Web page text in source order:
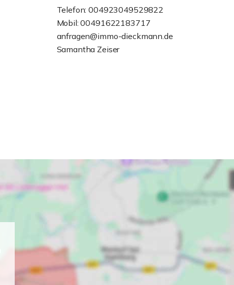
Telefon: 004923049529822
Mobil: 00491622183717
anfragen@immo-dieckmann.de
Samantha Zeiser